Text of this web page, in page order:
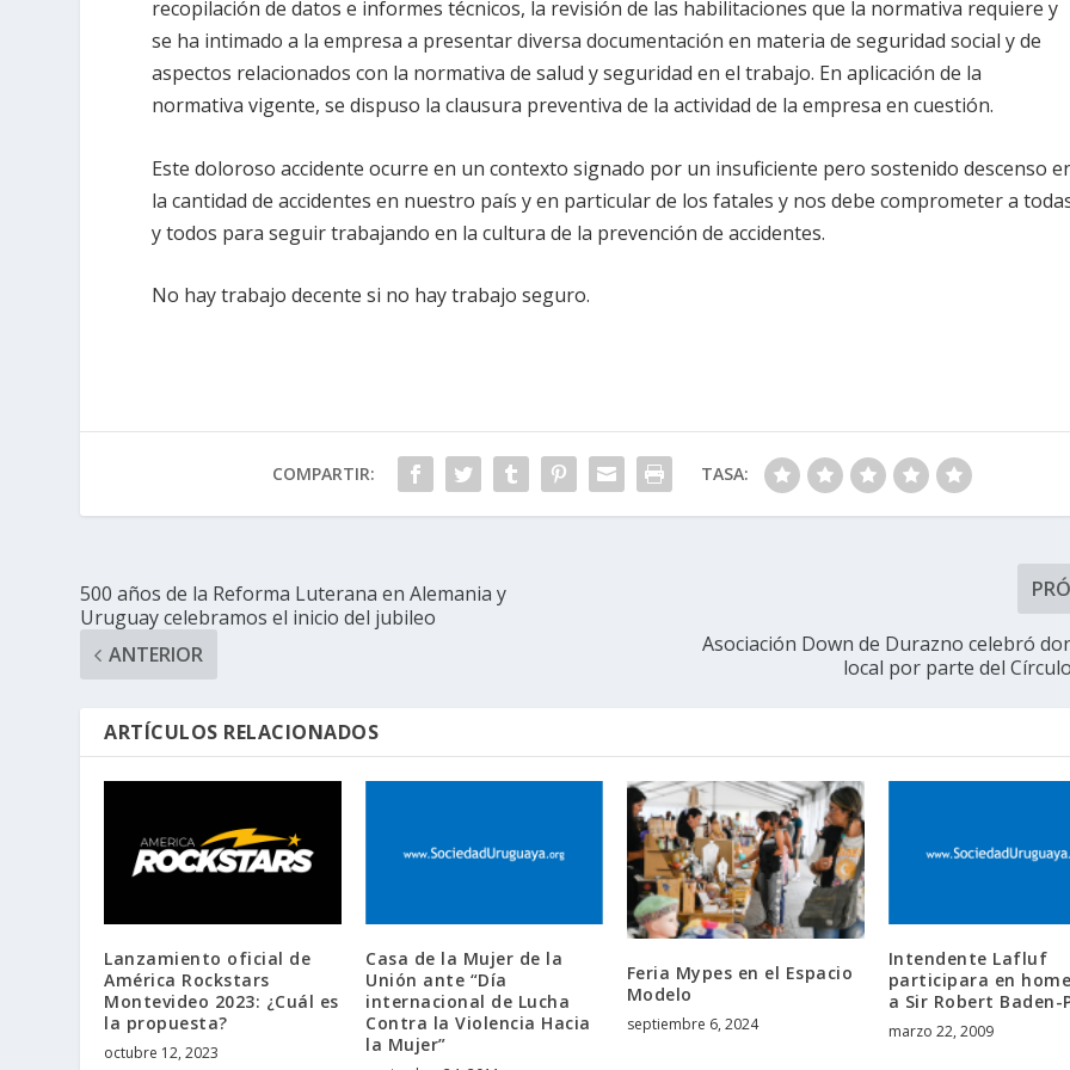
recopilación de datos e informes técnicos, la revisión de las habilitaciones que la normativa requiere y
se ha intimado a la empresa a presentar diversa documentación en materia de seguridad social y de
aspectos relacionados con la normativa de salud y seguridad en el trabajo. En aplicación de la
normativa vigente, se dispuso la clausura preventiva de la actividad de la empresa en cuestión.
Este doloroso accidente ocurre en un contexto signado por un insuficiente pero sostenido descenso
la cantidad de accidentes en nuestro país y en particular de los fatales y nos debe comprometer a
y todos para seguir trabajando en la cultura de la prevención de accidentes.
No hay trabajo decente si no hay trabajo seguro.
COMPARTIR: TASA:
500 años de la Reforma Luterana en Alemania y
Uruguay celebramos el inicio del jubileo
ANTERIOR
Asociación Down de Durazno celebró
local por parte del
ARTÍCULOS RELACIONADOS
Lanzamiento oficial de
América Rockstars
Montevideo 2023: ¿Cuál es
la propuesta?
octubre 12, 2023
Casa de la Mujer de la
Unión ante “Día
internacional de Lucha
Contra la Violencia Hacia
la Mujer”
Feria Mypes en el Espacio
Modelo
septiembre 6, 2024
Intendente Lafluf
participara en
a Sir Robert Baden-
marzo 22, 2009